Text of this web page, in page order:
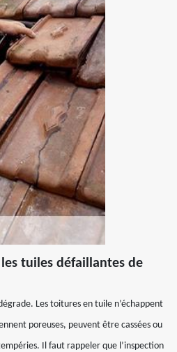
tuiles défaillantes de
Les toitures en tuile n’échappent
poreuses, peuvent être cassées ou
Il faut rappeler que l’inspection